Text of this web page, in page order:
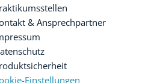
& Ansprechpartner
Einstellungen